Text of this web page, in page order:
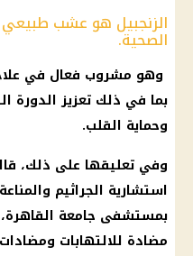
الزنجبيل هو عشب طبيعي
الصحية.
وهو مشروب فعال في
بما في ذلك تعزيز الدورة
وحماية القلب.
وفي تعليقها على ذلك،
استشارية الجراثيم
بمستشفى جامعة القاهرة
مضادة للالتهابات